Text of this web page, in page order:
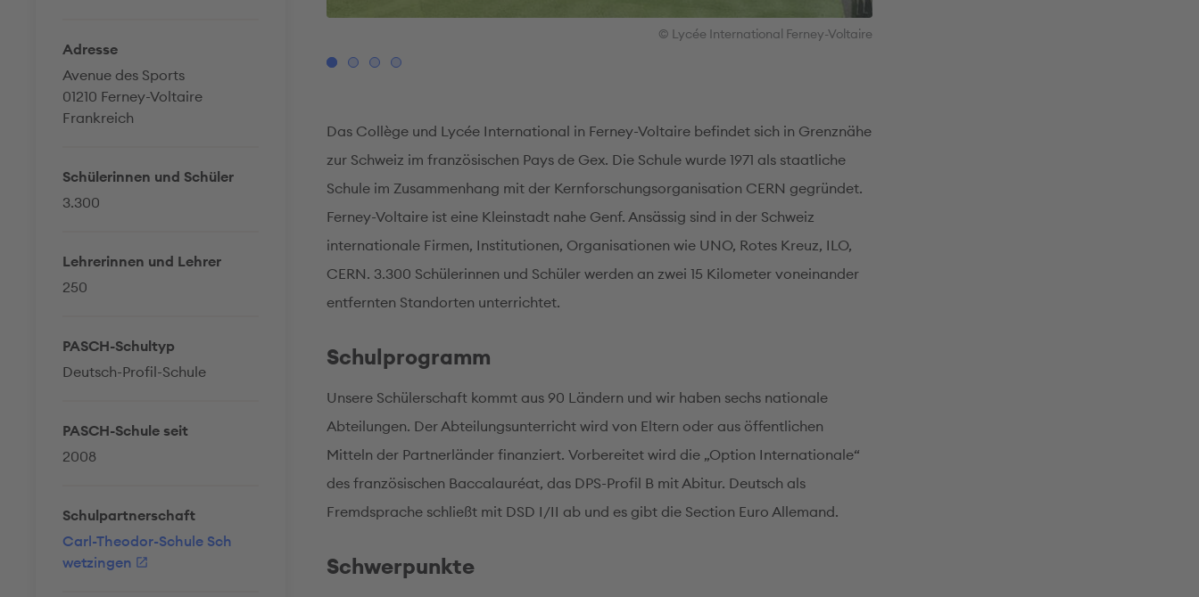
Adresse
Avenue des Sports
01210 Ferney-Voltaire
Frankreich
Schülerinnen und Schüler
3.300
Lehrerinnen und Lehrer
250
PASCH-Schultyp
Deutsch-Profil-Schule
PASCH-Schule seit
2008
Schulpartnerschaft
Carl-Theodor-Schule Sch
wetzingen
© Lycée International Ferney-Voltaire
Das Collège und Lycée International in Ferney-Voltaire befindet sich in Grenznähe
zur Schweiz im französischen Pays de Gex. Die Schule wurde 1971 als staatliche
Schule im Zusammenhang mit der Kernforschungsorganisation CERN gegründet.
Ferney-Voltaire ist eine Kleinstadt nahe Genf. Ansässig sind in der Schweiz
internationale Firmen, Institutionen, Organisationen wie UNO, Rotes Kreuz, ILO,
CERN. 3.300 Schülerinnen und Schüler werden an zwei 15 Kilometer voneinander
entfernten Standorten unterrichtet.
Schulprogramm
Unsere Schülerschaft kommt aus 90 Ländern und wir haben sechs nationale
Abteilungen. Der Abteilungsunterricht wird von Eltern oder aus öffentlichen
Mitteln der Partnerländer finanziert. Vorbereitet wird die „Option Internationale“
des französischen Baccalauréat, das DPS-Profil B mit Abitur. Deutsch als
Fremdsprache schließt mit DSD I/II ab und es gibt die Section Euro Allemand.
Schwerpunkte